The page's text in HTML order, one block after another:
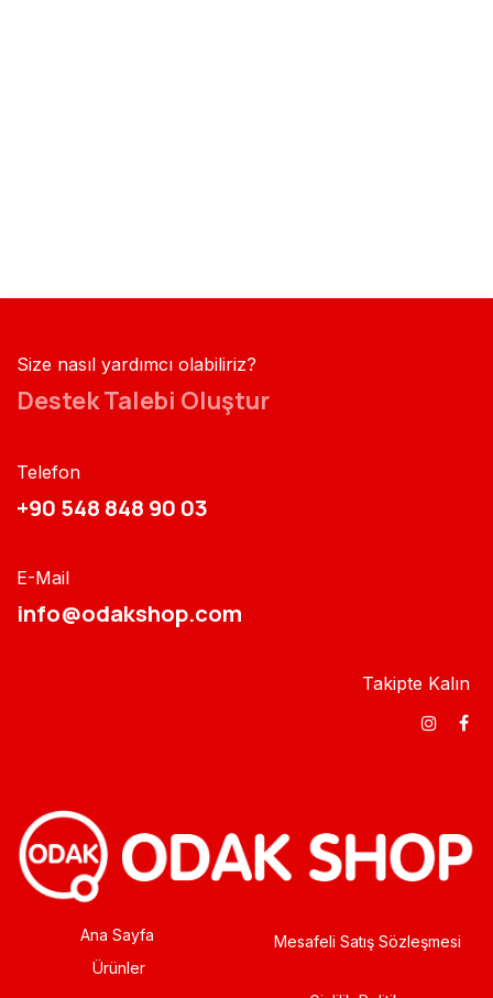
Size nasıl yardımcı olabiliriz?
Destek Talebi Oluştur
Telefon
+90 548 848 90 03​​
E-Mail
info@odakshop.com​
Takipte Kalın
Ana Sayfa
Ürünler
Mesafeli Satış Sözleşmesi